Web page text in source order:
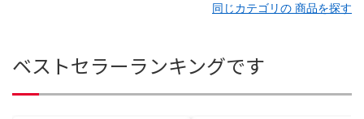
同じカテゴリの 商品を探す
ベストセラーランキングです